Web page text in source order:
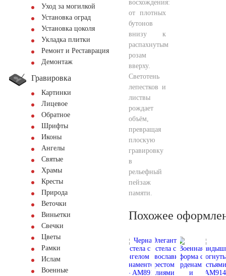
Уход за могилкой
Установка оград
Установка цоколя
Укладка плитки
Ремонт и Реставрация
Демонтаж
Гравировка
Картинки
Лицевое
Обратное
Шрифты
Иконы
Ангелы
Святые
Храмы
Кресты
Природа
Веточки
Виньетки
Свечки
Цветы
Рамки
Ислам
Военные
восхождения:
от плотных
бутонов
внизу к
распахнутым
розам
вверху.
Светотень
лепестков и
листвы
рождает
объём,
превращая
плоскую
гравировку
в
рельефный
пейзаж
памяти.
Похожее